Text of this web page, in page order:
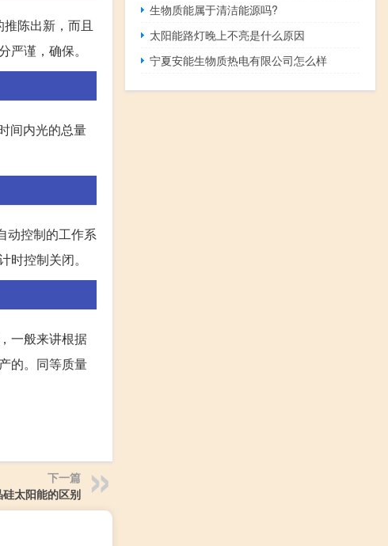
陈出新，而且
谨，确保。
间内光的总量
动控制的工作系
控制关闭。
一般来讲根据
的。同等质量
下一篇
太阳能的区别
生物质能属于清洁能源吗?
太阳能路灯晚上不亮是什么原因
宁夏安能生物质热电有限公司怎么样